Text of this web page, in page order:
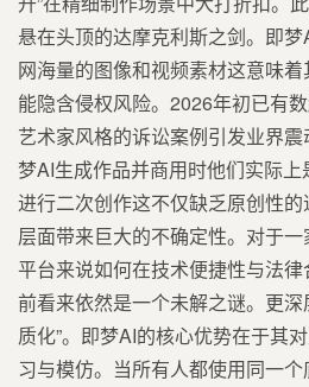
悬在头顶的达摩克利斯之剑。即
网海量的图像和视频素材这意味
能隐含侵权风险。2026年初已有
艺术家风格的诉讼案例引发业界
梦AI生成作品并商用时他们实际
进行二次创作这不仅缺乏原创性
层面带来巨大的不确定性。对于
平台来说如何在技术便捷性与法
前看来依然是一个未解之谜。更深
质化”。即梦AI的核心优势在于其
习与模仿。当所有人都使用同一